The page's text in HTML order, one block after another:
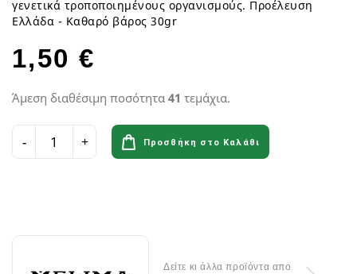
γενετικά τροποποιημένους οργανισμούς. Προέλευση
Ελλάδα - Καθαρό βάρος 30gr
1,50 €
Άμεση διαθέσιμη ποσότητα 41 τεμάχια.
Προσθήκη στο Καλάθι
Δείτε κι άλλα προϊόντα απο